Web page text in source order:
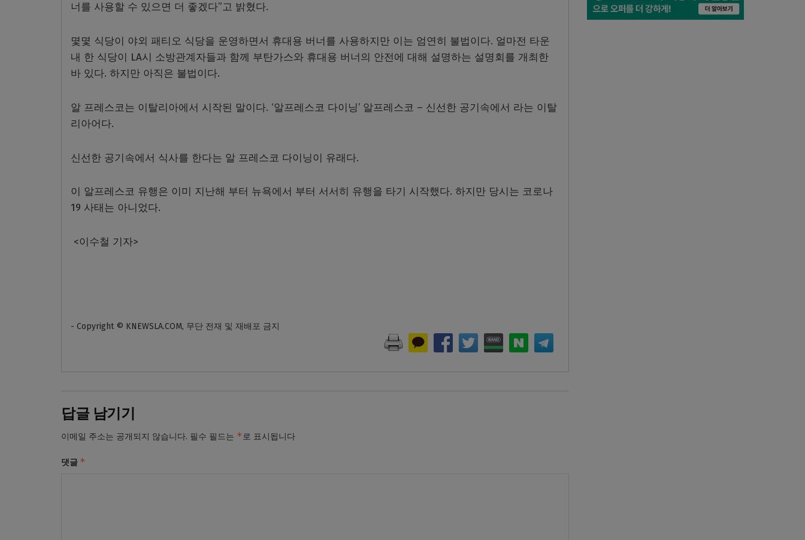
너를 사용할 수 있으면 더 좋겠다”고 밝혔다.
몇몇 식당이 야외 패티오 식당을 운영하면서 휴대용 버너를 사용하지만 이는 엄연히 불법이다. 얼마전 타운
내 한 식당이 LA시 소방관계자들과 함께 부탄가스와 휴대용 버너의 안전에 대해 설명하는 설명회를 개최한
바 있다. 하지만 아직은 불법이다.
알 프레스코는 이탈리아에서 시작된 말이다. ‘알프레스코 다이닝’ 알프레스코 – 신선한 공기속에서 라는 이탈
리아어다.
신선한 공기속에서 식사를 한다는 알 프레스코 다이닝이 유래다.
이 알프레스코 유행은 이미 지난해 부터 뉴욕에서 부터 서서히 유행을 타기 시작했다. 하지만 당시는 코로나
19 사태는 아니었다.
<이수철 기자>
- Copyright © KNEWSLA.COM, 무단 전재 및 재배포 금지
답글 남기기
이메일 주소는 공개되지 않습니다. 필수 필드는 *로 표시됩니다
댓글 *